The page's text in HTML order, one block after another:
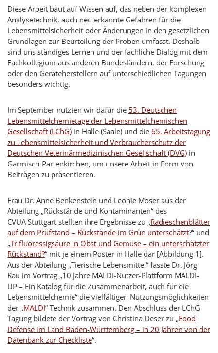
Diese Arbeit baut auf Wissen auf, das neben der komplexen
Analysetechnik, auch neu erkannte Gefahren für die
Lebensmittelsicherheit oder Änderungen in den gesetzlichen
Grundlagen zur Beurteilung der Proben umfasst. Deshalb
sind uns ständiges Lernen und der fachliche Dialog mit dem
Fachkollegium aus anderen Bundesländern, der Forschung
oder den Geräteherstellern auf unterschiedlichen Tagungen
besonders wichtig.
Im September nutzten wir dafür die 53. Deutschen
Lebensmittelchemietage der Lebensmittelchemischen
Gesellschaft (LChG) in Halle (Saale) und die 65. Arbeitstagung
zu Lebensmittelsicherheit und Verbraucherschutz der
Deutschen Veterinärmedizinischen Gesellschaft (DVG) in
Garmisch-Partenkirchen, um unsere Arbeit in Form von
Beiträgen zu präsentieren.
Frau Dr. Anne Benkenstein und Leonie Moser aus der
Abteilung „Rückstände und Kontaminanten“ des
CVUA Stuttgart stellten ihre Ergebnisse zu „Radieschenblätter
auf dem Prüfstand – Rückstände im Grün unterschätzt?“ und
„Trifluoressigsäure in Obst und Gemüse – ein unterschätzter
Rückstand?“ mit je einem Poster in Halle dar [Abbildung 1].
Aus der Abteilung „Tierische Lebensmittel“ fasste Dr. Jörg
Rau im Vortrag „10 Jahre MALDI-Nutzer-Plattform MALDI-
UP – Ein Katalog für die Zusammenarbeit, auch für die
Lebensmittelchemie“ die vielfältigen Nutzungsmöglichkeiten
der „MALDI“ Technik zusammen. Den Abschluss der LChG-
Tagung bildete der Vortrag von Christina Deser zu „Food
Defense im Land Baden-Württemberg – in 20 Jahren von der
Datenbank zur Checkliste“.